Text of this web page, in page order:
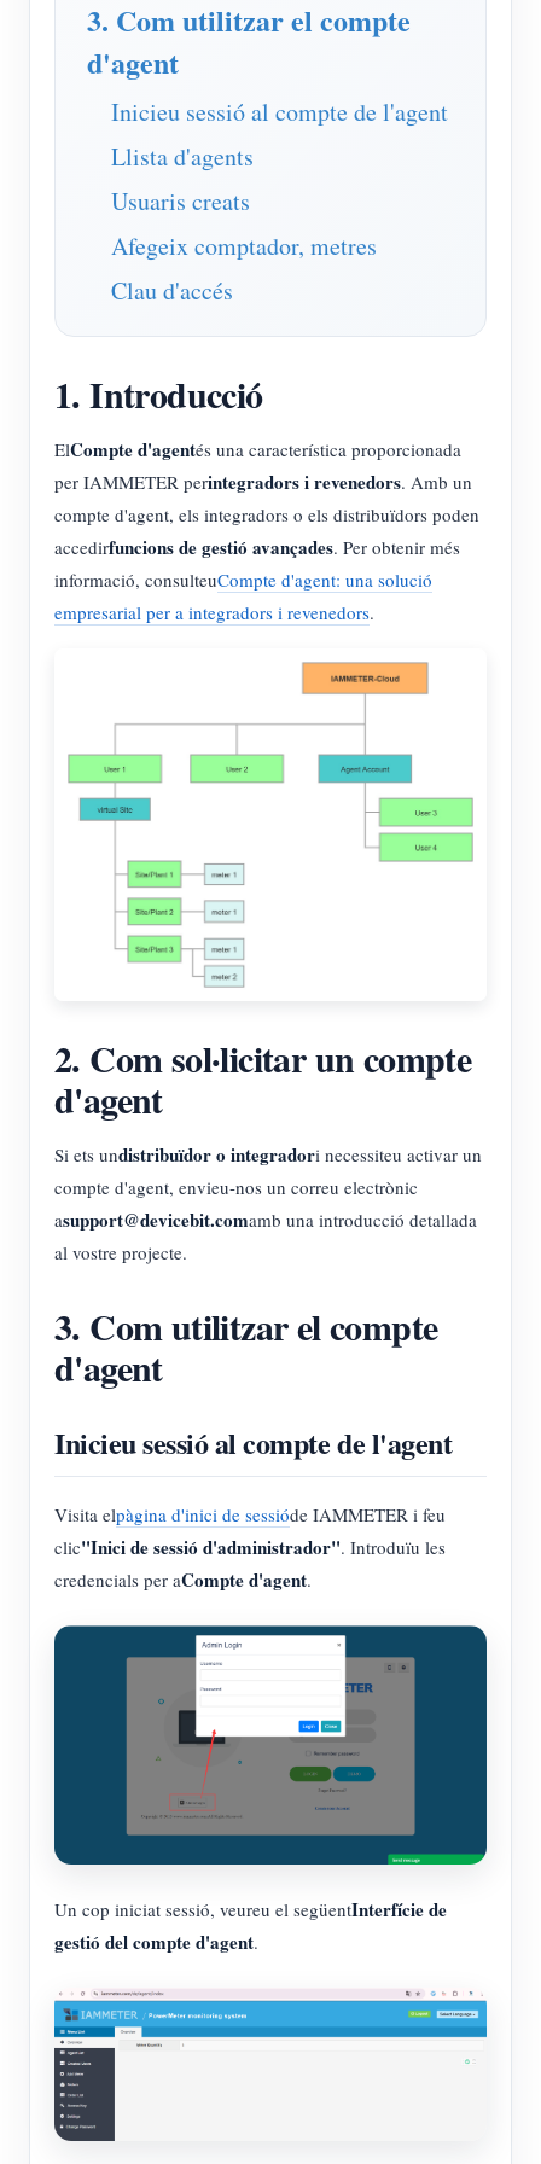
Simulador IAMMETER
Mesurador virtual
Sistema de Predicció i Simulació Energètica
Aplicacions
Monitor d'energia del sistema solar fotovoltaic
Monitor de consum d'electricitat
Sistema de control de calefacció fotovoltaica
Domòtica
Monitorització energètica de fàbrica
Botiga
Recursos
Inici ràpid del producte
Vídeo tutorial
Preguntes freqüents
Notícies
Blocs
Comunitat
Explora
Programa de recompenses
Contacte
Sobre nosaltres
3. Com utilitzar el compte
d'agent
Inicieu sessió al compte de l'agent
Llista d'agents
Usuaris creats
Afegeix comptador, metres
Clau d'accés
1. Introducció
ElCompte d'agentés una característica proporcionada
per IAMMETER perintegradors i revenedors. Amb un
compte d'agent, els integradors o els distribuïdors poden
accedirfuncions de gestió avançades. Per obtenir més
informació, consulteuCompte d'agent: una solució
empresarial per a integradors i revenedors.
2. Com sol·licitar un compte
d'agent
Si ets undistribuïdor o integradori necessiteu activar un
compte d'agent, envieu-nos un correu electrònic
asupport@devicebit.comamb una introducció detallada
al vostre projecte.
3. Com utilitzar el compte
d'agent
Inicieu sessió al compte de l'agent
Visita elpàgina d'inici de sessióde IAMMETER i feu
clic"Inici de sessió d'administrador". Introduïu les
credencials per aCompte d'agent.
Un cop iniciat sessió, veureu el següentInterfície de
gestió del compte d'agent.